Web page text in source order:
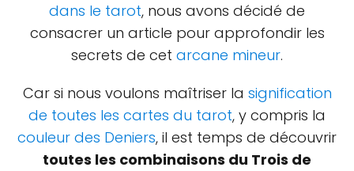
dans le tarot, nous avons décidé de
consacrer un article pour approfondir les
secrets de cet arcane mineur.
Car si nous voulons maîtriser la signification
de toutes les cartes du tarot, y compris la
couleur des Deniers, il est temps de découvrir
toutes les combinaisons du Trois de